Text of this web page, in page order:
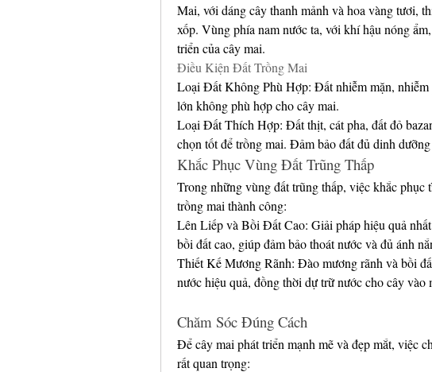
Mai, với dáng cây thanh mảnh và hoa vàng tươi,
xốp. Vùng phía nam nước ta, với khí hậu nóng
triển của cây mai.
Điều Kiện Đất Trồng Mai
Loại Đất Không Phù Hợp: Đất nhiễm mặn, nhiễm
lớn không phù hợp cho cây mai.
Loại Đất Thích Hợp: Đất thịt, cát pha, đất đỏ
chọn tốt để trồng mai. Đảm bảo đất đủ dinh
Khắc Phục Vùng Đất Trũng Thấp
Trong những vùng đất trũng thấp, việc khắc phục
trồng mai thành công:
Lên Liếp và Bồi Đất Cao: Giải pháp hiệu quả
bồi đất cao, giúp đảm bảo thoát nước và đủ ánh
Thiết Kế Mương Rãnh: Đào mương rãnh và bồi
nước hiệu quả, đồng thời dự trữ nước cho cây vào
Chăm Sóc Đúng Cách
Để cây mai phát triển mạnh mẽ và đẹp mắt, việc
rất quan trọng: